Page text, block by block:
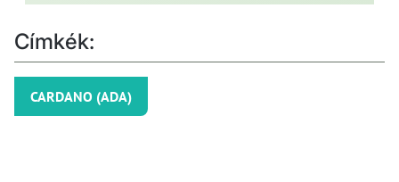
Címkék:
CARDANO (ADA)